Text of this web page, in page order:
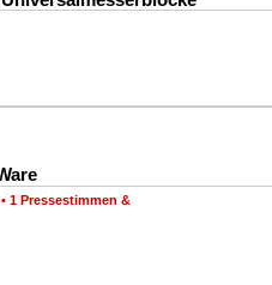
• 1 Pressestimmen &